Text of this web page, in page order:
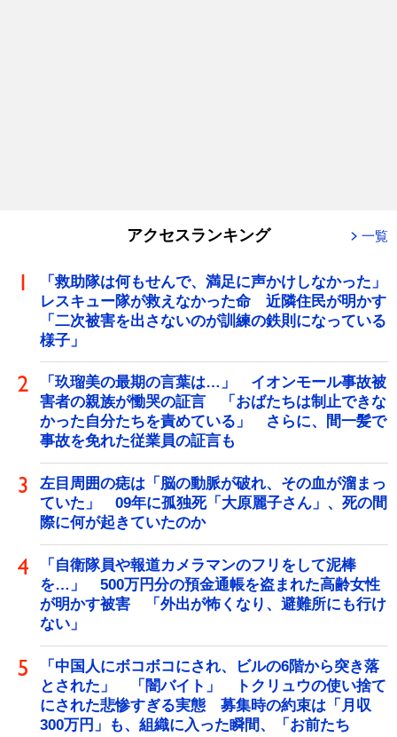
アクセスランキング 一覧
「救助隊は何もせんで、満足に声かけしなかった」
レスキュー隊が救えなかった命 近隣住民が明かす
「二次被害を出さないのが訓練の鉄則になっている
様子」
「玖瑠美の最期の言葉は…」 イオンモール事故被
害者の親族が慟哭の証言 「おばたちは制止できな
かった自分たちを責めている」 さらに、間一髪で
事故を免れた従業員の証言も
左目周囲の痣は「脳の動脈が破れ、その血が溜まっ
ていた」 09年に孤独死「大原麗子さん」、死の間
際に何が起きていたのか
「自衛隊員や報道カメラマンのフリをして泥棒
を…」 500万円分の預金通帳を盗まれた高齢女性
が明かす被害 「外出が怖くなり、避難所にも行け
ない」
「中国人にボコボコにされ、ビルの6階から突き落
とされた」 「闇バイト」 トクリュウの使い捨て
にされた悲惨すぎる実態 募集時の約束は「月収
300万円」も、組織に入った瞬間、「お前たち